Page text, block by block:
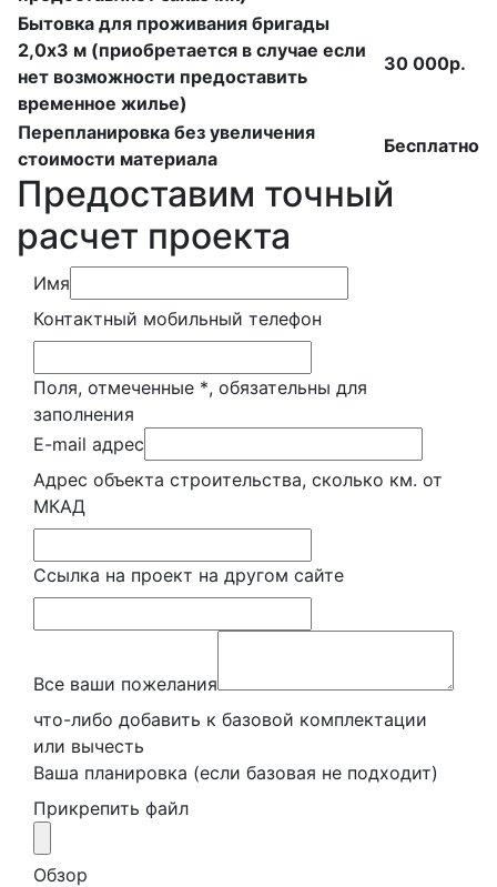
Бытовка для проживания бригады
2,0х3 м (приобретается в случае если
нет возможности предоставить
временное жилье)
30 000р.
Перепланировка без увеличения
стоимости материала
Бесплатно
Предоставим точный
расчет проекта
Имя
Контактный мобильный телефон
Поля, отмеченные *, обязательны для
заполнения
E-mail адрес
Адрес объекта строительства, сколько км. от
МКАД
Ссылка на проект на другом сайте
Все ваши пожелания
что-либо добавить к базовой комплектации
или вычесть
Ваша планировка (если базовая не подходит)
Прикрепить файл
Обзор